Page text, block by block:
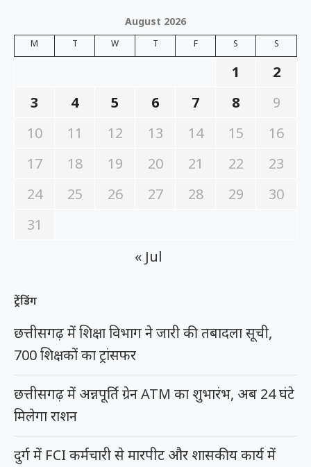
August 2026
M T W T F S S
1
2
3
4 5 6 7 8
9
10
11 12 13 14 15
16
17
18 19 20 21 22
23
24
25 26 27 28 29
30
31
« Jul
ट्रेंडिंग
छत्तीसगढ़ में शिक्षा विभाग ने जारी की तबादला सूची,
700 शिक्षकों का ट्रांसफर
छत्तीसगढ़ में अन्नपूर्ति ग्रेन ATM का शुभारंभ, अब 24 घंटे
मिलेगा राशन
दुर्ग में FCI कर्मचारी से मारपीट और शासकीय कार्य में